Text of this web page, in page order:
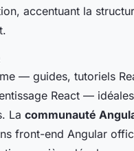
accentuant la
— guides, tutoriels
React —
La communauté
front-end Angular